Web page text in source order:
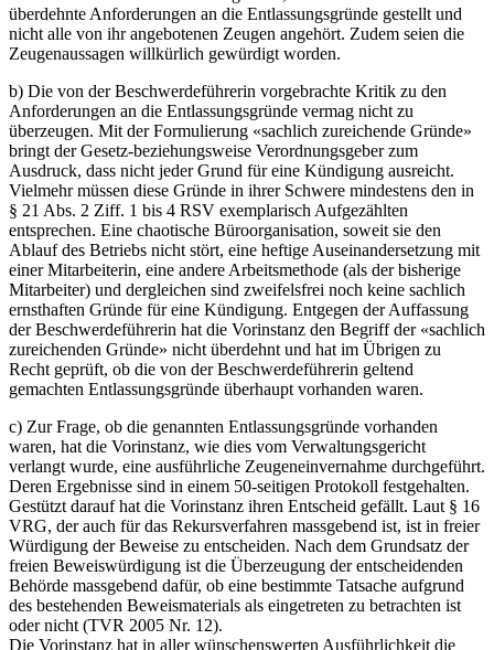
überdehnte Anforderungen an die Entlassungsgründe gestellt und
nicht alle von ihr angebotenen Zeugen angehört. Zudem seien die
Zeugenaussagen willkürlich gewürdigt worden.
b) Die von der Beschwerdeführerin vorgebrachte Kritik zu den
Anforderungen an die Entlassungsgründe vermag nicht zu
überzeugen. Mit der Formulierung «sachlich zureichende Gründe»
bringt der Gesetz-beziehungsweise Verordnungsgeber zum
Ausdruck, dass nicht jeder Grund für eine Kündigung ausreicht.
Vielmehr müssen diese Gründe in ihrer Schwere mindestens den in
§ 21 Abs. 2 Ziff. 1 bis 4 RSV exemplarisch Aufgezählten
entsprechen. Eine chaotische Büroorganisation, soweit sie den
Ablauf des Betriebs nicht stört, eine heftige Auseinandersetzung mit
einer Mitarbeiterin, eine andere Arbeitsmethode (als der bisherige
Mitarbeiter) und dergleichen sind zweifelsfrei noch keine sachlich
ernsthaften Gründe für eine Kündigung. Entgegen der Auffassung
der Beschwerdeführerin hat die Vorinstanz den Begriff der «sachlich
zureichenden Gründe» nicht überdehnt und hat im Übrigen zu
Recht geprüft, ob die von der Beschwerdeführerin geltend
gemachten Entlassungsgründe überhaupt vorhanden waren.
c) Zur Frage, ob die genannten Entlassungsgründe vorhanden
waren, hat die Vorinstanz, wie dies vom Verwaltungsgericht
verlangt wurde, eine ausführliche Zeugeneinvernahme durchgeführt.
Deren Ergebnisse sind in einem 50-seitigen Protokoll festgehalten.
Gestützt darauf hat die Vorinstanz ihren Entscheid gefällt. Laut § 16
VRG, der auch für das Rekursverfahren massgebend ist, ist in freier
Würdigung der Beweise zu entscheiden. Nach dem Grundsatz der
freien Beweiswürdigung ist die Überzeugung der entscheidenden
Behörde massgebend dafür, ob eine bestimmte Tatsache aufgrund
des bestehenden Beweismaterials als eingetreten zu betrachten ist
oder nicht (TVR 2005 Nr. 12).
Die Vorinstanz hat in aller wünschenswerten Ausführlichkeit die